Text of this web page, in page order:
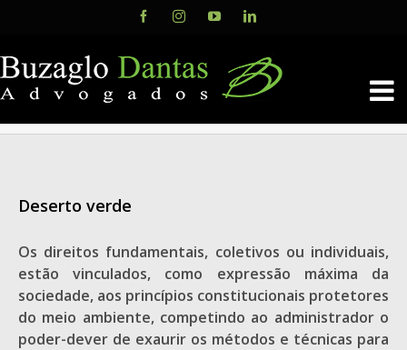
content
FacebookInstagramYouTubeLinkedIn
Deserto verde
Os direitos fundamentais, coletivos ou individuais,
estão vinculados, como expressão máxima da
sociedade, aos princípios constitucionais protetores
do meio ambiente, competindo ao administrador o
poder-dever de exaurir os métodos e técnicas para